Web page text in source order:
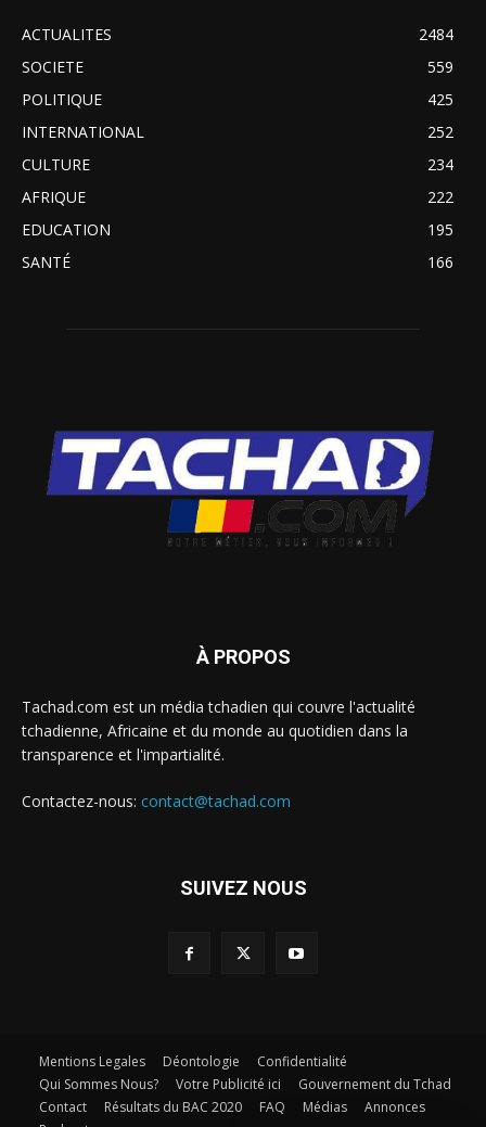
ACTUALITES
2484
SOCIETE
559
POLITIQUE
425
INTERNATIONAL
252
CULTURE
234
AFRIQUE
222
EDUCATION
195
SANTÉ
166
À PROPOS
Tachad.com est un média tchadien qui couvre l'actualité
tchadienne, Africaine et du monde au quotidien dans la
transparence et l'impartialité.
Contactez-nous: contact@tachad.com
SUIVEZ NOUS
Mentions Legales Déontologie
Confidentialité
Qui Sommes Nous?
Votre Publicité ici
Gouvernement du Tchad
Contact
Résultats du BAC 2020 FAQ Médias
Annonces